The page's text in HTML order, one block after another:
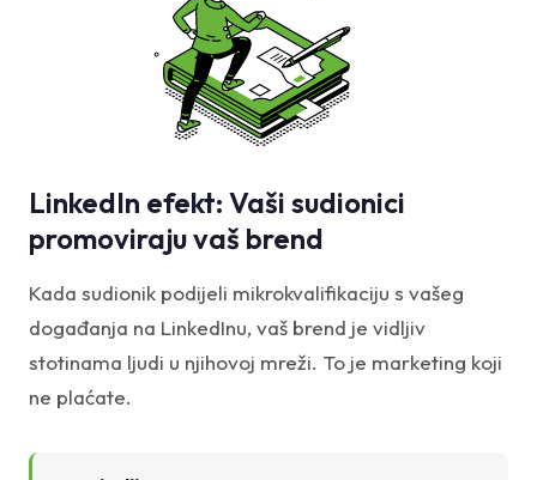
LinkedIn efekt: Vaši sudionici
promoviraju vaš brend
Kada sudionik podijeli mikrokvalifikaciju s vašeg
događanja na LinkedInu, vaš brend je vidljiv
stotinama ljudi u njihovoj mreži. To je marketing koji
ne plaćate.